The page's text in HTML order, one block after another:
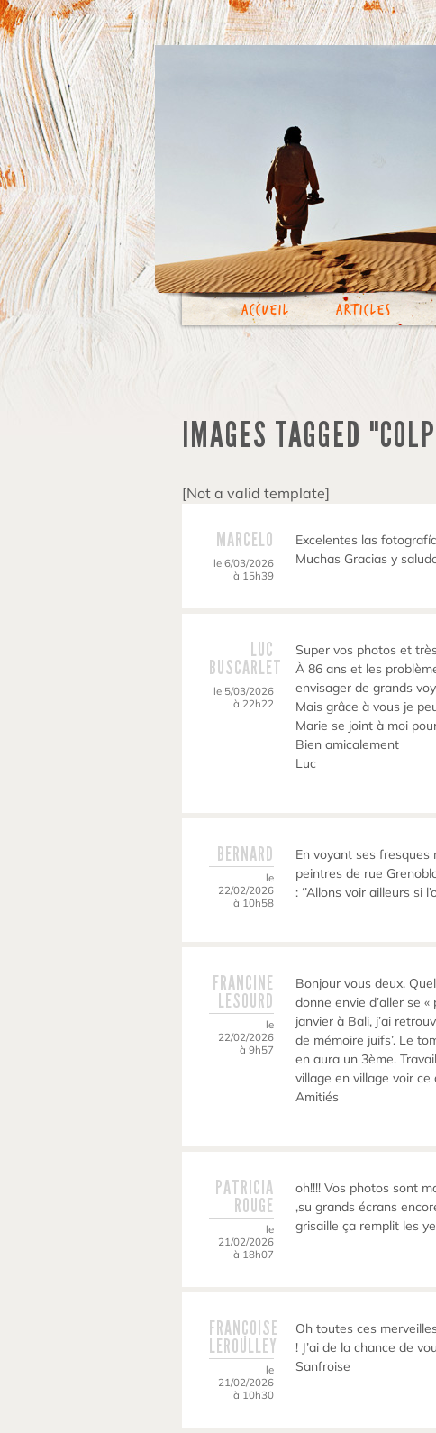
Accueil Articles
IMAGES TAGGED
[Not a valid template]
MARCELO
le 6/03/2026
à 15h39
Excelentes las
Muchas Gracias y
LUC
BUSCARLET
le 5/03/2026
à 22h22
Super vos photos et
À 86 ans et les
envisager de grands
Mais grâce à vous je
Marie se joint à moi
Bien amicalement
Luc
BERNARD
le
22/02/2026
à 10h58
En voyant ses
peintres de rue
: ‘’Allons voir ailleurs si
FRANCINE
LESOURD
le
22/02/2026
à 9h57
Bonjour vous deux.
donne envie d’aller se
janvier à Bali, j’ai
de mémoire juifs’. Le
en aura un 3ème.
village en village voir
Amitiés
PATRICIA
ROUGE
le
21/02/2026
à 18h07
oh!!!! Vos photos sont
,su grands écrans
grisaille ça remplit les
FRANÇOISE
LEROULLEY
le
21/02/2026
à 10h30
Oh toutes ces
! J’ai de la chance de
Sanfroise